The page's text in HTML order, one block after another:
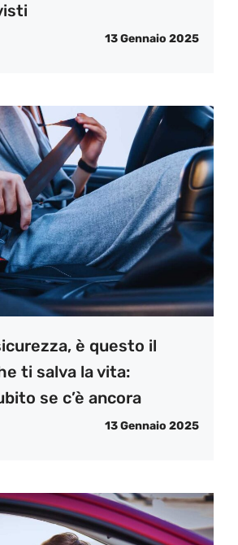
13 Gennaio 2025
è questo il
ti salva la vita:
se c’è ancora
13 Gennaio 2025